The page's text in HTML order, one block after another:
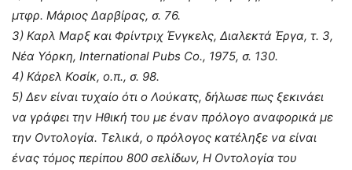
μτφρ. Μάριος Δαρβίρας, σ. 76.
3) Καρλ Μαρξ και Φρίντριχ Ένγκελς, Διαλεκτά Έργα, τ. 3,
Νέα Υόρκη, International Pubs Co., 1975, σ. 130.
4) Κάρελ Κοσίκ, ο.π., σ. 98.
5) Δεν είναι τυχαίο ότι ο Λούκατς, δήλωσε πως ξεκινάει
να γράφει την Ηθική του με έναν πρόλογο αναφορικά με
την Οντολογία. Τελικά, ο πρόλογος κατέληξε να είναι
ένας τόμος περίπου 800 σελίδων, Η Οντολογία του